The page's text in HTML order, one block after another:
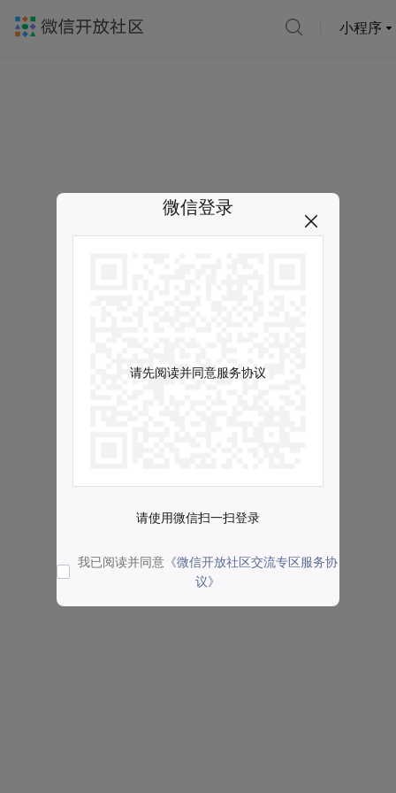
小程序
微信登录
请先阅读并同意服务协议
请使用微信扫一扫登录
我已阅读并同意 《微信开放社区交流专区服务协
议》